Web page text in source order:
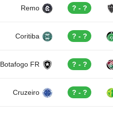
Remo ? - ?
Coritiba ? - ?
Botafogo FR ? - ?
Cruzeiro ? - ?